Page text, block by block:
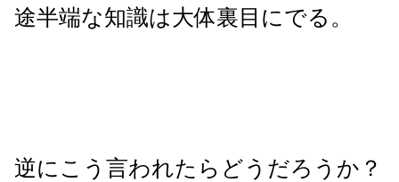
途半端な知識は大体裏目にでる。
逆にこう言われたらどうだろうか？